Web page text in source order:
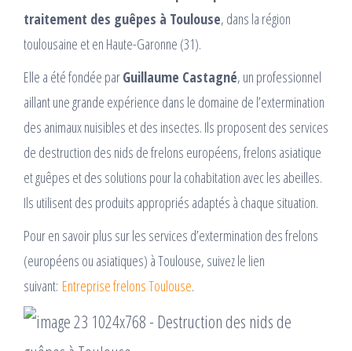
traitement des guêpes à Toulouse, dans la région
toulousaine et en Haute-Garonne (31).
Elle a été fondée parGuillaume Castagné, un professionnel
aillant une grande expérience dans le domaine de l’extermination
des animaux nuisibles et des insectes. Ils proposent des services
de destruction des nids de frelons européens, frelons asiatique
et guêpes et des solutions pour la cohabitation avec les abeilles.
Ils utilisent des produits appropriés adaptés à chaque situation.
Pour en savoir plus sur les services d’extermination des frelons
(européens ou asiatiques) à Toulouse, suivez le lien
suivant: Entreprise frelons Toulouse.